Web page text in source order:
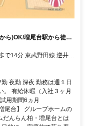
ら)OK/増尾台駅から徒歩
で14分 東武野田線 逆井駅
夜勤 深夜 勤務は週１日
。 有給休暇（入社３ヶ月
用期間6ヵ月
尾台】 グループホームの
だんらん柏・増尾台とは